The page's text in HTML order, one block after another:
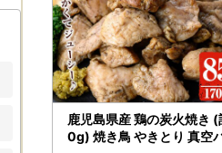
鹿児島県産 鶏の炭火焼き
0g) 焼き鳥 やきとり 真空